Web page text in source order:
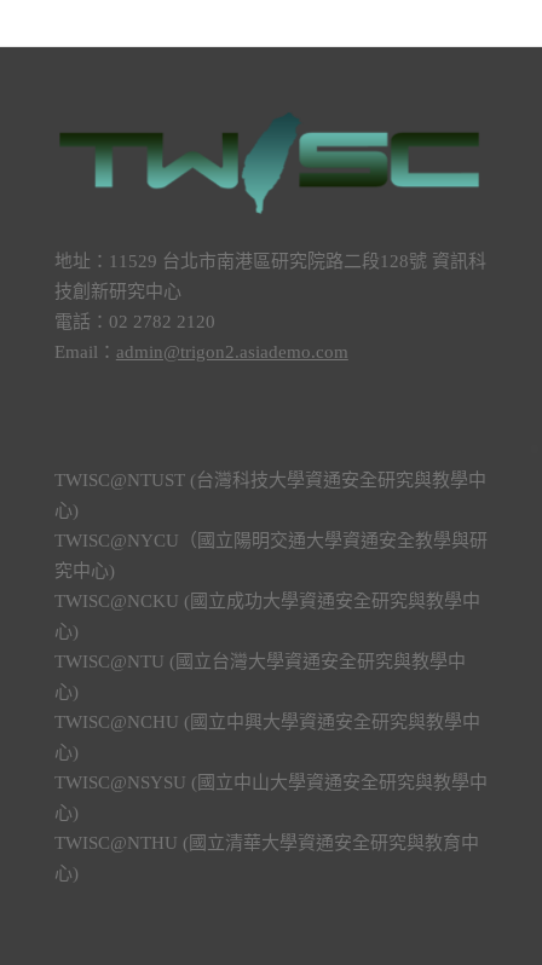
地址：11529 台北市南港區研究院路二段128號 資訊科
技創新研究中心
電話：02 2782 2120
Email： admin@trigon2.asiademo.com
TWISC@NTUST (台灣科技大學資通安全研究與教學中
心)
TWISC@NYCU（國立陽明交通大學資通安全教學與研
究中心)
TWISC@NCKU (國立成功大學資通安全研究與教學中
心)
TWISC@NTU (國立台灣大學資通安全研究與教學中
心)
TWISC@NCHU (國立中興大學資通安全研究與教學中
心)
TWISC@NSYSU (國立中山大學資通安全研究與教學中
心)
TWISC@NTHU (國立清華大學資通安全研究與教育中
心)